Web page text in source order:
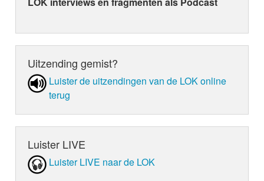
Uitzending gemist?
Luister de uit­zen­din­gen van de LOK online
terug
Luister LIVE
Luister LIVE naar de LOK